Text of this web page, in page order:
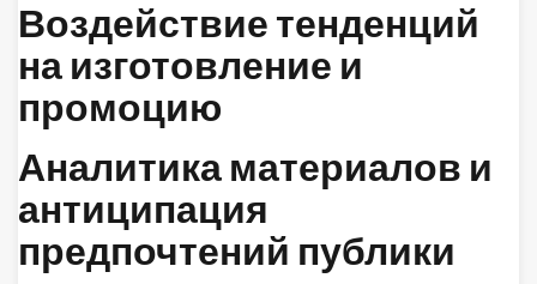
Воздействие тенденций
на изготовление и
промоцию
Аналитика материалов и
антиципация
предпочтений публики